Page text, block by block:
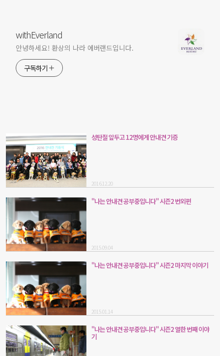
withEverland
안녕하세요! 환상의 나라 에버랜드입니다.
구독하기
성탄절 앞두고 12명에게 안내견 기증
2016.12.20
"나는 안내견 공부중입니다" 시즌2 번외편
2015.09.04
"나는 안내견 공부중입니다" 시즌2 마지막 이야기
2015.01.14
"나는 안내견 공부중입니다" 시즌2 열한 번째 이야
기